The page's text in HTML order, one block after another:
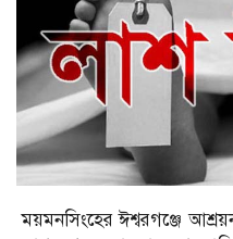
ময়মনসিংহের ঈশ্বরগঞ্জে